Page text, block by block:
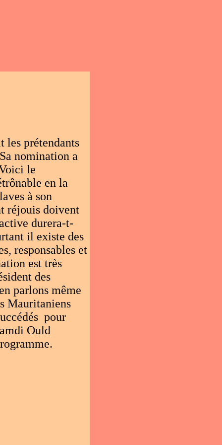
les prétendants
nomination a
le
en la
à son
réjouis doivent
durera-t-
il existe des
responsables et
est très
des
parlons même
Mauritaniens
pour
Ould